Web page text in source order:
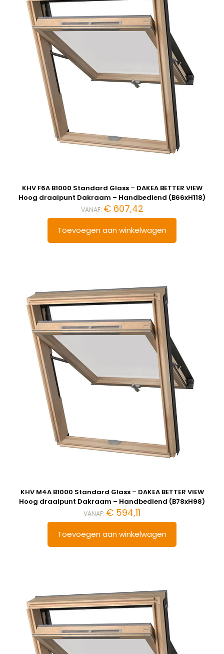
KHV F6A B1000 Standard Glass – DAKEA BETTER VIEW
Hoog draaipunt Dakraam – Handbediend (B66xH118)
VANAF: €607,42
Toevoegen aan winkelwagen
KHV M4A B1000 Standard Glass – DAKEA BETTER VIEW
Hoog draaipunt Dakraam – Handbediend (B78xH98)
VANAF: € 594,11
Toevoegen aan winkelwagen